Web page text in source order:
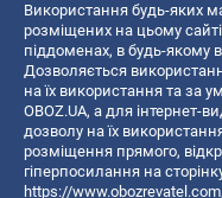
Використання будь-яких
розміщених на цьому сайті
піддоменах, в будь-якому
Дозволяється
на їх використання та за
OBOZ.UA, а для інтернет-
дозволу на їх
розміщення прямого,
гіперпосилання на
https://www.obozrevatel.com